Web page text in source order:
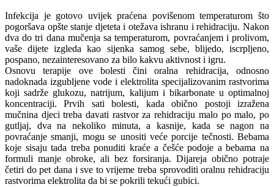
Infekcija je gotovo uvijek praćena povišenom temperaturom što
pogoršava opšte stanje djeteta i otežava ishranu i rehidraciju. Nakon
dva do tri dana mučenja sa temperaturom, povraćanjem i prolivom,
vaše dijete izgleda kao sijenka samog sebe, blijedo, iscrpljeno,
pospano, nezainteresovano za bilo kakvu aktivnost i igru.
Osnovu terapije ove bolesti čini oralna rehidracija, odnosno
nadoknada izgubljene vode i elektrolita specijalizovanim rastvorima
koji sadrže glukozu, natrijum, kalijum i bikarbonate u optimalnoj
koncentraciji. Prvih sati bolesti, kada obično postoji izražena
mučnina djeci treba davati rastvor za rehidraciju malo po malo, po
gutljaj, dva na nekoliko minuta, a kasnije, kada se nagon na
povraćanje smanji, mogu se unositi veće porcije tečnosti. Bebama
koje sisaju tada treba ponuditi kraće a češće podoje a bebama na
formuli manje obroke, ali bez forsiranja. Dijareja obično potraje
četiri do pet dana i sve to vrijeme treba sprovoditi oralnu rehidraciju
rastvorima elektrolita da bi se pokrili tekući gubici.